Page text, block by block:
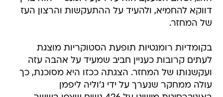
דווקא להחמיא, ולהעיד על ההתעקשות והרצון העז
של המחזר.
בקומדיות רומנטיות תופעת הסטוקריות מוצגת
לעתים קרובות כעניין חביב שמעיד על אהבה עזה
ועקשנותו של המחזר. הצגתה ככזו היא מסוכנת, כך
עולה ממחקר שנערך על ידי ג'וליה ליפמן